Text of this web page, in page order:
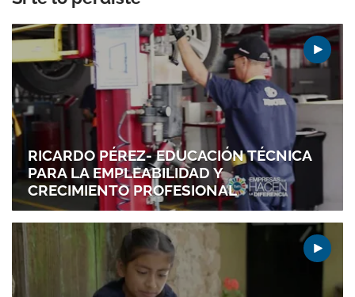
RICARDO PÉREZ- EDUCACIÓN TÉCNICA
PARA LA EMPLEABILIDAD Y
CRECIMIENTO PROFESIONAL